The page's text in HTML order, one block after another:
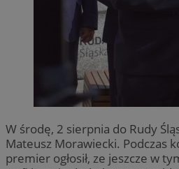
W środę, 2 sierpnia do Rudy
Mateusz Morawiecki. Podczas
premier ogłosił, ze jeszcze w